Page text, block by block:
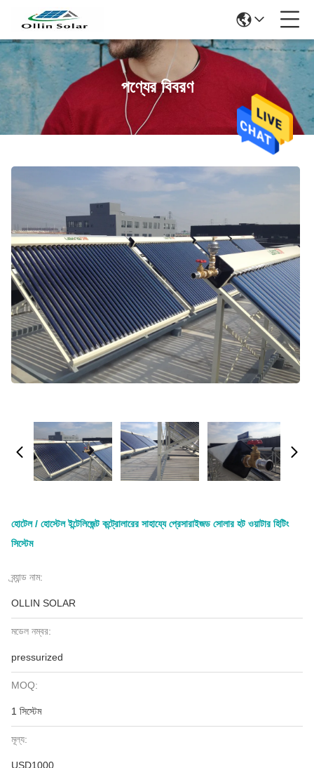
পণ্যের বিবরণ
হোটেল / হোস্টেল ইন্টেলিজেন্ট কন্ট্রোলারের সাহায্যে প্রেসারাইজড সোলার হট ওয়াটার হিটিং
সিস্টেম
ব্র্যান্ড নাম:
OLLIN SOLAR
মডেল নম্বর:
pressurized
MOQ:
1 সিস্টেম
মূল্য:
USD1000